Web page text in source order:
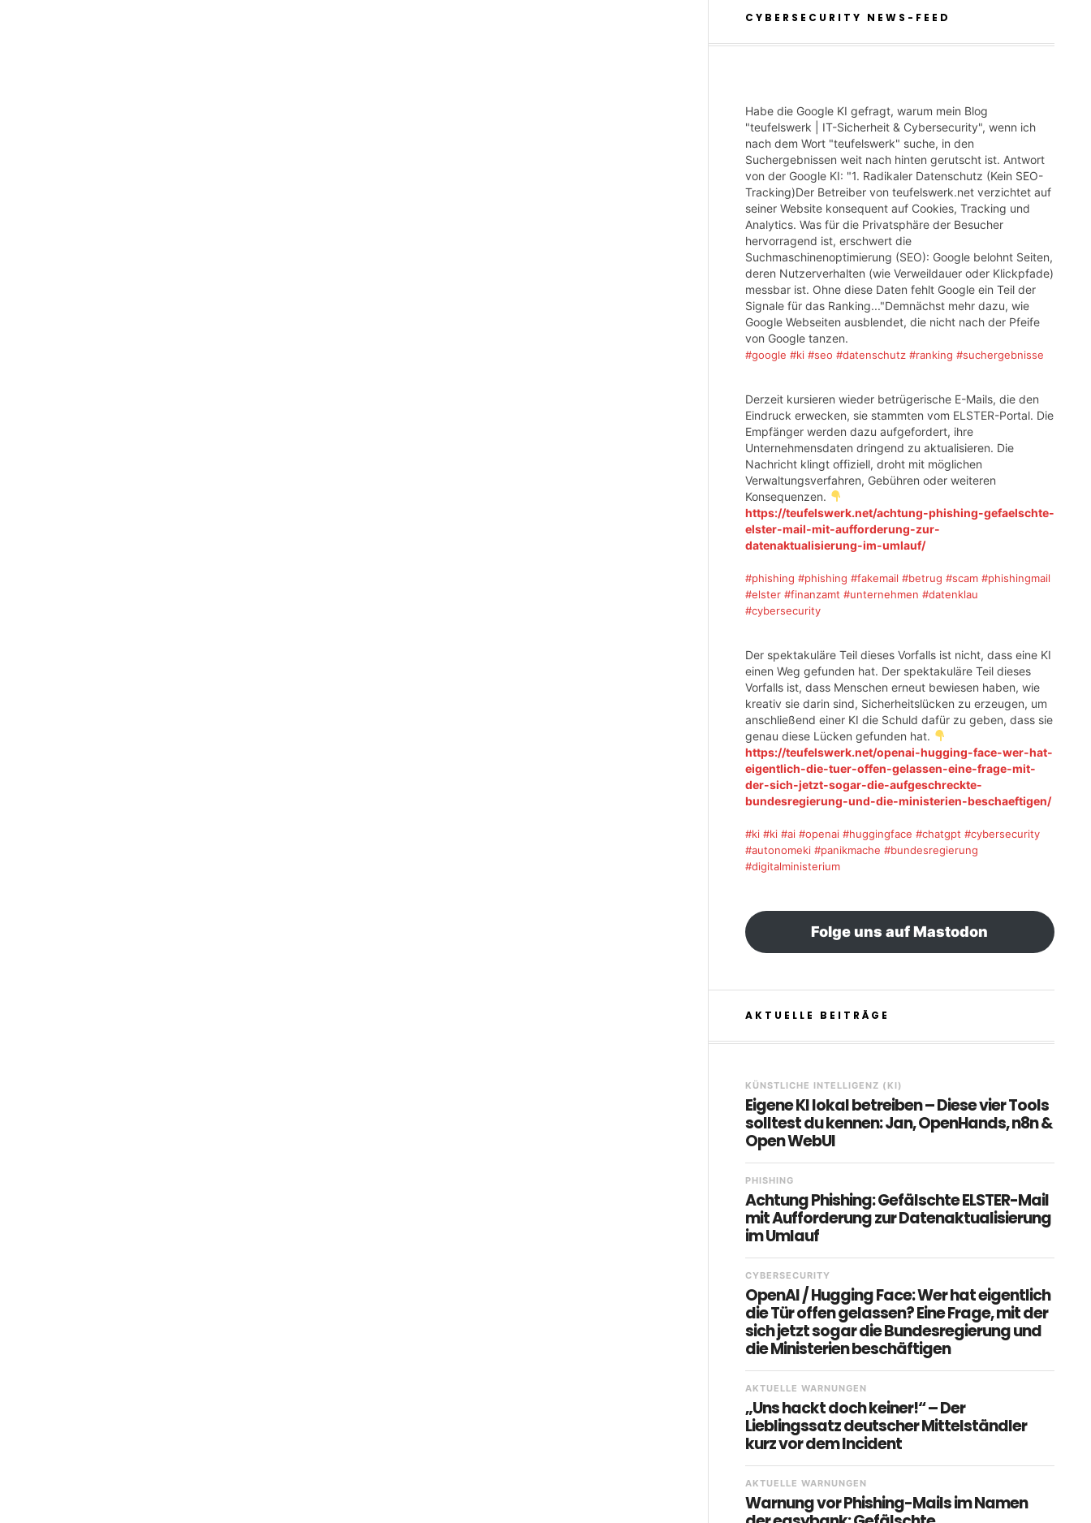
CYBERSECURITY NEWS-FEED
Habe die Google KI gefragt, warum mein Blog
"teufelswerk | IT-Sicherheit & Cybersecurity", wenn ich
nach dem Wort "teufelswerk" suche, in den
Suchergebnissen weit nach hinten gerutscht ist. Antwort
von der Google KI: "1. Radikaler Datenschutz (Kein SEO-
Tracking)Der Betreiber von teufelswerk.net verzichtet auf
seiner Website konsequent auf Cookies, Tracking und
Analytics. Was für die Privatsphäre der Besucher
hervorragend ist, erschwert die
Suchmaschinenoptimierung (SEO): Google belohnt Seiten,
deren Nutzerverhalten (wie Verweildauer oder Klickpfade)
messbar ist. Ohne diese Daten fehlt Google ein Teil der
Signale für das Ranking..."Demnächst mehr dazu, wie
Google Webseiten ausblendet, die nicht nach der Pfeife
von Google tanzen.
#google #ki #seo #datenschutz #ranking #suchergebnisse
Derzeit kursieren wieder betrügerische E-Mails, die den
Eindruck erwecken, sie stammten vom ELSTER-Portal. Die
Empfänger werden dazu aufgefordert, ihre
Unternehmensdaten dringend zu aktualisieren. Die
Nachricht klingt offiziell, droht mit möglichen
Verwaltungsverfahren, Gebühren oder weiteren
Konsequenzen.
https://teufelswerk.net/achtung-phishing-gefaelschte-
elster-mail-mit-aufforderung-zur-
datenaktualisierung-im-umlauf/
#phishing #phishing #fakemail #betrug #scam #phishingmail
#elster #finanzamt #unternehmen #datenklau
#cybersecurity
Der spektakuläre Teil dieses Vorfalls ist nicht, dass eine KI
einen Weg gefunden hat. Der spektakuläre Teil dieses
Vorfalls ist, dass Menschen erneut bewiesen haben, wie
kreativ sie darin sind, Sicherheitslücken zu erzeugen, um
anschließend einer KI die Schuld dafür zu geben, dass sie
genau diese Lücken gefunden hat.
https://teufelswerk.net/openai-hugging-face-wer-hat-
eigentlich-die-tuer-offen-gelassen-eine-frage-mit-
der-sich-jetzt-sogar-die-aufgeschreckte-
bundesregierung-und-die-ministerien-beschaeftigen/
#ki #ki #ai #openai #huggingface #chatgpt #cybersecurity
#autonomeki #panikmache #bundesregierung
#digitalministerium
Folge uns auf Mastodon
AKTUELLE BEITRÄGE
KÜNSTLICHE INTELLIGENZ (KI)
Eigene KI lokal betreiben – Diese vier Tools
solltest du kennen: Jan, OpenHands, n8n &
Open WebUI
PHISHING
Achtung Phishing: Gefälschte ELSTER-Mail
mit Aufforderung zur Datenaktualisierung
im Umlauf
CYBERSECURITY
OpenAI / Hugging Face: Wer hat eigentlich
die Tür offen gelassen? Eine Frage, mit der
sich jetzt sogar die Bundesregierung und
die Ministerien beschäftigen
AKTUELLE WARNUNGEN
„Uns hackt doch keiner!“ – Der
Lieblingssatz deutscher Mittelständler
kurz vor dem Incident
AKTUELLE WARNUNGEN
Warnung vor Phishing-Mails im Namen